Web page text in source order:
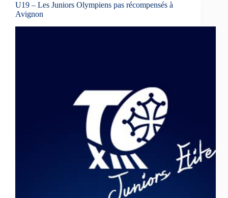
U19 – Les Juniors Olympiens pas récompensés à
Avignon